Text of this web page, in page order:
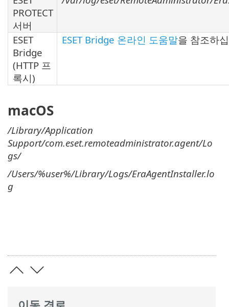
PROTECT
서버
ESET
Bridge
(HTTP 프
록시)
ESET Bridge 온라인 도움말을 참조하
macOS
/Library/Application
Support/com.eset.remoteadministrator.agent/Lo
gs/
/Users/%user%/Library/Logs/EraAgentInstaller.lo
g